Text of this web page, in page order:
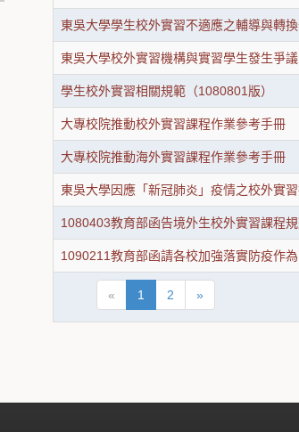
東吳大學學生校外實習不適應之輔導與轉
東吳大學校外實習機構與實習學生發生爭
學生校外實習相關規範（1080801版）
大專校院推動校外實習課程作業參考手冊
大專校院推動海外實習課程作業參考手冊
東吳大學因應「新冠肺炎」疫情之校外實
1080403教育部函告境外生校外實習課程
1090211教育部函請各校加強落實防疫作為
« 1 2 »